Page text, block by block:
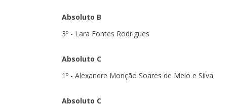
Absoluto B
3º - Lara Fontes Rodrigues
Absoluto C
1º - Alexandre Monção Soares de Melo e Silva
Absoluto C